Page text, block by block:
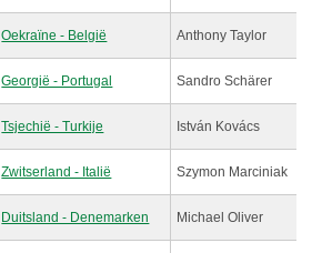
Oekraïne - België Anthony Taylor
Georgië - Portugal Sandro Schärer
Tsjechië - Turkije István Kovács
Zwitserland - Italië Szymon Marciniak
Duitsland - Denemarken Michael Oliver